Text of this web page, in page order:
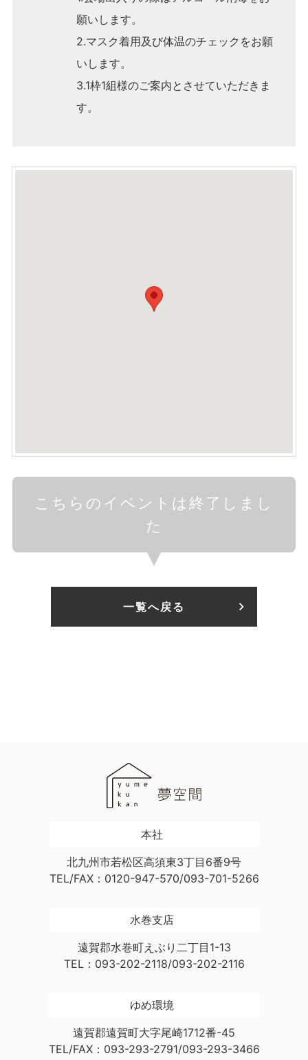
願いします。
2.マスク着用及び体温のチェックをお願
いします。
3.1枠1組様のご案内とさせていただきま
す。
こちらのイベントは終了しまし
た
一覧へ戻る
本社
北九州市若松区高須東3丁目6番9号
TEL/FAX：0120-947-570/093-701-5266
水巻支店
遠賀郡水巻町えぶり二丁目1-13
TEL：093-202-2118/093-202-2116
ゆめ環境
遠賀郡遠賀町大字尾崎1712番-45
TEL/FAX：093-293-2791/093-293-3466